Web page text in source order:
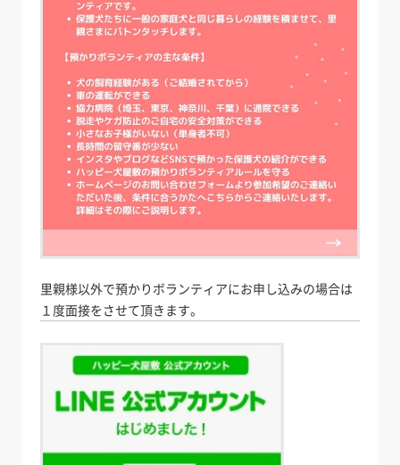
里親様以外で預かりボランティアにお申し込みの場合は
１度面接をさせて頂きます。